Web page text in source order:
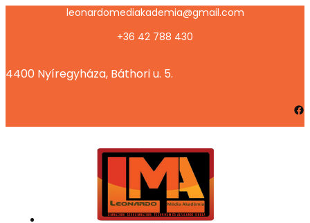
leonardomediakademia@gmail.com
+36 42 788 430
4400 Nyíregyháza, Báthori u. 5.
Facebook